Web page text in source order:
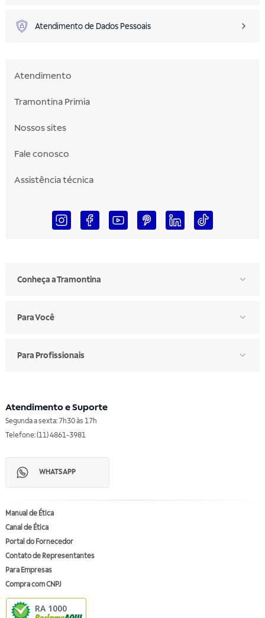
Atendimento de Dados Pessoais
Atendimento
Tramontina Primia
Nossos sites
Fale conosco
Assistência técnica
Conheça a Tramontina
Para Você
Para Profissionais
Atendimento e Suporte
Segunda a sexta: 7h30 às 17h
Telefone: (11) 4861-3981
WHATSAPP
Manual de Ética
Canal de Ética
Portal do Fornecedor
Contato de Representantes
Para Empresas
Compra com CNPJ
RA 1000